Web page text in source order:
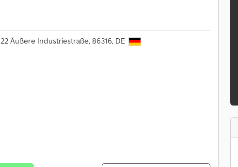
22 Äußere Industriestraße, 86316, DE